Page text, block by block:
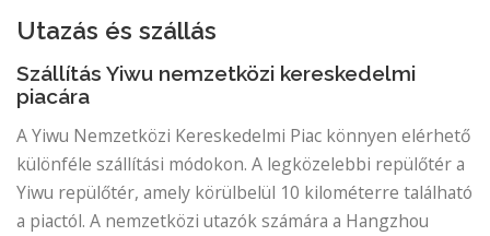
Utazás és szállás
Szállítás Yiwu nemzetközi kereskedelmi
piacára
A Yiwu Nemzetközi Kereskedelmi Piac könnyen elérhető
különféle szállítási módokon. A legközelebbi repülőtér a
Yiwu repülőtér, amely körülbelül 10 kilométerre található
a piactól. A nemzetközi utazók számára a Hangzhou